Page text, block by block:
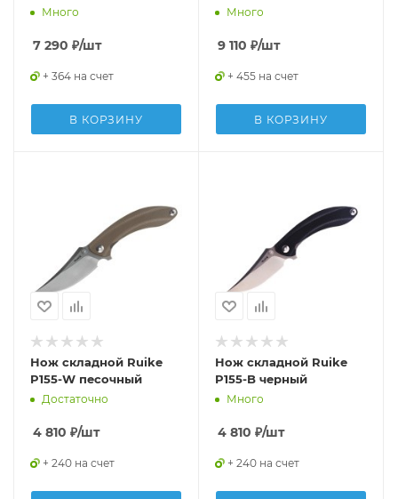
Много
7 290 ₽/шт
+ 364 на счет
В КОРЗИНУ
Много
9 110 ₽/шт
+ 455 на счет
В КОРЗИНУ
Нож складной Ruike
P155-W песочный
Достаточно
4 810 ₽/шт
+ 240 на счет
Нож складной Ruike
P155-B черный
Много
4 810 ₽/шт
+ 240 на счет